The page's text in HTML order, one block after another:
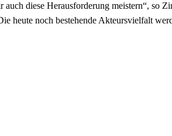
diese Herausforderung meistern“, so
heute noch bestehende Akteursvielfalt